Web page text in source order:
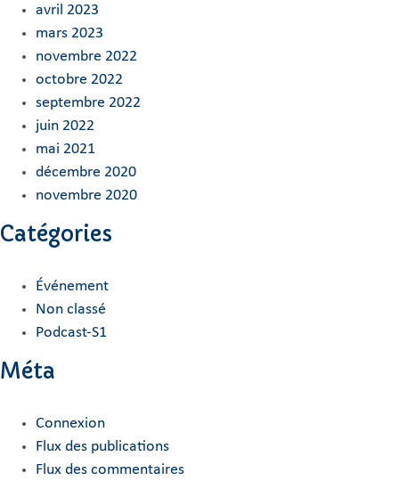
avril 2023
mars 2023
novembre 2022
octobre 2022
septembre 2022
juin 2022
mai 2021
décembre 2020
novembre 2020
Catégories
Événement
Non classé
Podcast-S1
Méta
Connexion
Flux des publications
Flux des commentaires